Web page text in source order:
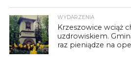
WYDARZENIA
Krzeszowice wciąż
uzdrowiskiem.
raz pieniądze na